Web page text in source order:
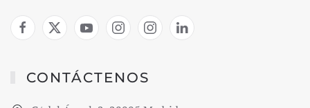
CONTÁCTENOS